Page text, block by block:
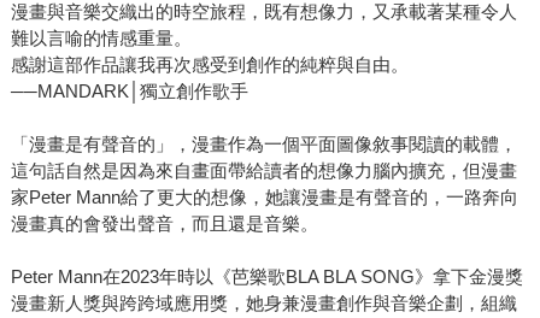
漫畫與音樂交織出的時空旅程，既有想像力，又承載著某種令人
難以言喻的情感重量。
感謝這部作品讓我再次感受到創作的純粹與自由。
──MANDARK│獨立創作歌手
「漫畫是有聲音的」，漫畫作為一個平面圖像敘事閱讀的載體，
這句話自然是因為來自畫面帶給讀者的想像力腦內擴充，但漫畫
家Peter Mann給了更大的想像，她讓漫畫是有聲音的，一路奔向
漫畫真的會發出聲音，而且還是音樂。
Peter Mann在2023年時以《芭樂歌BLA BLA SONG》拿下金漫獎
漫畫新人獎與跨跨域應用獎，她身兼漫畫創作與音樂企劃，組織